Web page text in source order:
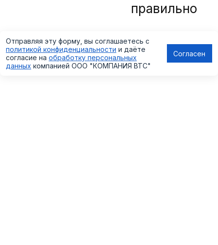
правильно
Отправляя эту форму, вы соглашаетесь с
политикой конфиденциальности и даёте
согласие на обработку персональных
данных компанией ООО "КОМПАНИЯ ВТС"
Согласен